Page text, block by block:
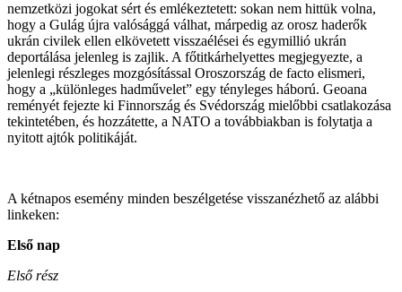
nemzetközi jogokat sért és emlékeztetett: sokan nem hittük volna,
hogy a Gulág újra valósággá válhat, márpedig az orosz haderők
ukrán civilek ellen elkövetett visszaélései és egymillió ukrán
deportálása jelenleg is zajlik. A főtitkárhelyettes megjegyezte, a
jelenlegi részleges mozgósítással Oroszország de facto elismeri,
hogy a „különleges hadművelet” egy tényleges háború. Geoana
reményét fejezte ki Finnország és Svédország mielőbbi csatlakozása
tekintetében, és hozzátette, a NATO a továbbiakban is folytatja a
nyitott ajtók politikáját.
A kétnapos esemény minden beszélgetése visszanézhető az alábbi
linkeken:
Első nap
Első rész